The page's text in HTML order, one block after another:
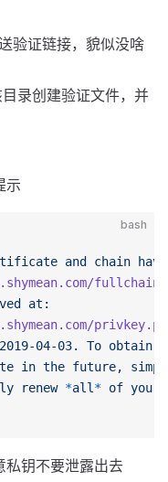
验证链接，貌似没啥
录创建验证文件，并
示
bash
and chain have
at:
2019-04-03. To obtain
in the future,
renew *all * of your
私钥不要泄露出去